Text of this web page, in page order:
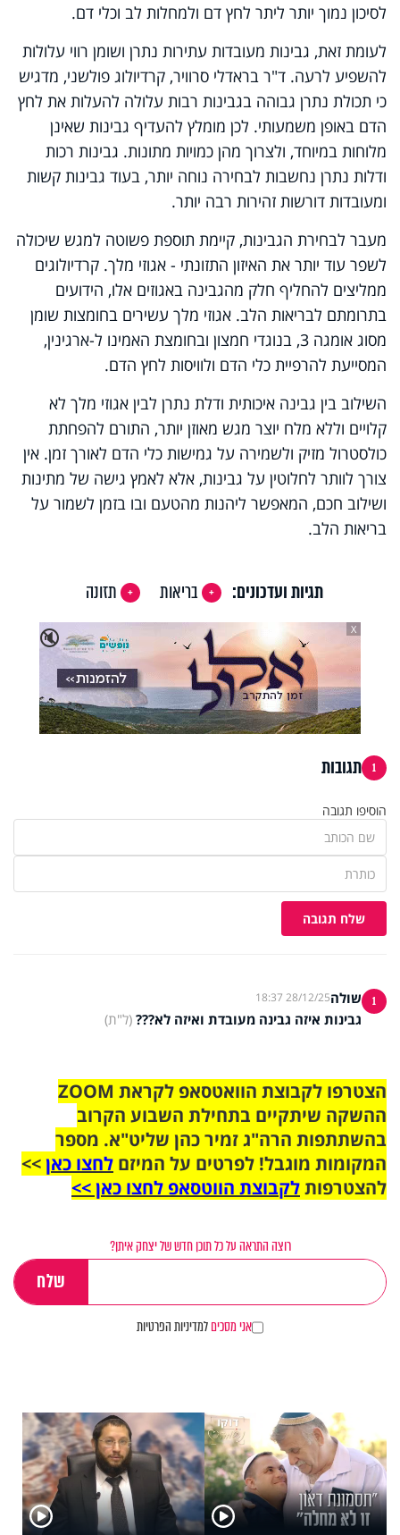
לסיכון נמוך יותר ליתר לחץ דם ולמחלות לב וכלי דם.
לעומת זאת, גבינות מעובדות עתירות נתרן ושומן רווי עלולות
להשפיע לרעה. ד"ר בראדלי סרוויר, קרדיולוג פולשני, מדגיש
כי תכולת נתרן גבוהה בגבינות רבות עלולה להעלות את לחץ
הדם באופן משמעותי. לכן מומלץ להעדיף גבינות שאינן
מלוחות במיוחד, ולצרוך מהן כמויות מתונות. גבינות רכות
ודלות נתרן נחשבות לבחירה נוחה יותר, בעוד גבינות קשות
ומעובדות דורשות זהירות רבה יותר.
מעבר לבחירת הגבינות, קיימת תוספת פשוטה למגש שיכולה
לשפר עוד יותר את האיזון התזונתי - אגוזי מלך. קרדיולוגים
ממליצים להחליף חלק מהגבינה באגוזים אלו, הידועים
בתרומתם לבריאות הלב. אגוזי מלך עשירים בחומצות שומן
מסוג אומגה 3, בנוגדי חמצון ובחומצת האמינו ל-ארגינין,
המסייעת להרפיית כלי הדם ולוויסות לחץ הדם.
השילוב בין גבינה איכותית ודלת נתרן לבין אגוזי מלך לא
קלויים וללא מלח יוצר מגש מאוזן יותר, התורם להפחתת
כולסטרול מזיק ולשמירה על גמישות כלי הדם לאורך זמן. אין
צורך לוותר לחלוטין על גבינות, אלא לאמץ גישה של מתינות
ושילוב חכם, המאפשר ליהנות מהטעם ובו בזמן לשמור על
בריאות הלב.
תגיות ועדכונים: בריאות
תזונה
🔇
X
1 תגובות
הוסיפו תגובה
שלח תגובה
1 שולה28/12/25 18:37
גבינות איזה גבינה מעובדת ואיזה לא??? (ל"ת)
הצטרפו לקבוצת הוואטסאפ לקראת ZOOM
ההשקה שיתקיים בתחילת השבוע הקרוב
בהשתתפות הרה"ג זמיר כהן שליט"א. מספר
המקומות מוגבל! לפרטים על המיזם לחצו כאן>>
להצטרפותלקבוצת הווטסאפ לחצו כאן >>
רוצה התראה על כל תוכן חדש של יצחק איתן?
אני מסכיםלמדיניות הפרטיות